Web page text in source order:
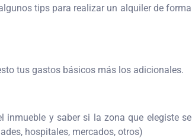
tips para realizar un alquiler de forma
tus gastos básicos más los adicionales.
inmueble y saber si la zona que elegiste se
hospitales, mercados, otros)